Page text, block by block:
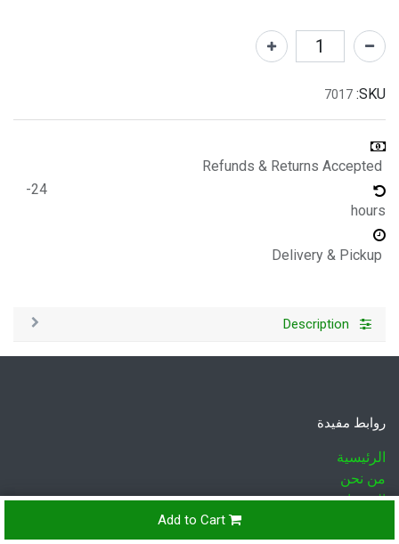
Add to Cart
SKU:
7017
24-
hours
Description
روابط مفيدة
الرئيسية
من نحن
المنتجات